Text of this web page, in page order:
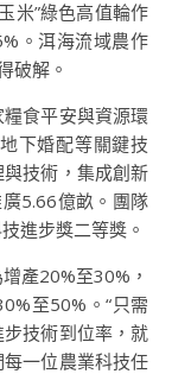
米”綠色高值輪作
。洱海流域農作
破解。
食平安與資源環
下婚配等關鍵技
技術，集成創新
5.66億畝。團隊
進步獎二等獎。
產20%至30%，
至50%。“只需
技術到位率，就
一位農業科技任